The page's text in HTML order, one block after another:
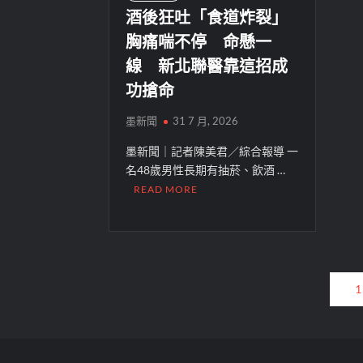
酒後狂吐「食道炸裂」
胸痛喘不停 命懸一
線 新北聯醫靠這招成
功搶命
墨新聞 31 7 月, 2026
墨新聞｜記者陳美君／綜合報導 一
名48歲男性長期有抽菸、飲酒 …
READ MORE
1